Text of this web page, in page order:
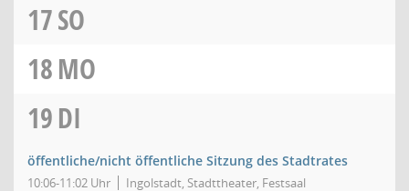
17SO
18MO
19DI
öffentliche/nicht öffentliche Sitzung des Stadtrates
10:06-11:02 Uhr Ingolstadt, Stadttheater, Festsaal